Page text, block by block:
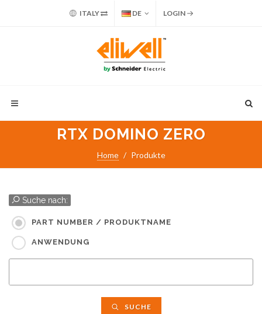
ITALY DE LOGIN
RTX DOMINO ZERO
Home Produkte
Suche nach:
PART NUMBER / PRODUKTNAME
ANWENDUNG
SUCHE